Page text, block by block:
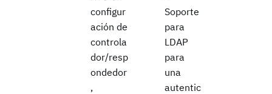
configur
ación de
controla
dor/resp
ondedor
,
Soporte
para
LDAP
para
una
autentic